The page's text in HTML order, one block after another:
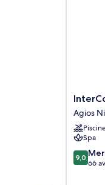
Crete
by
IHG
Agios
Nikolaos
Agios
Spa
9.0
sur
9,0
66